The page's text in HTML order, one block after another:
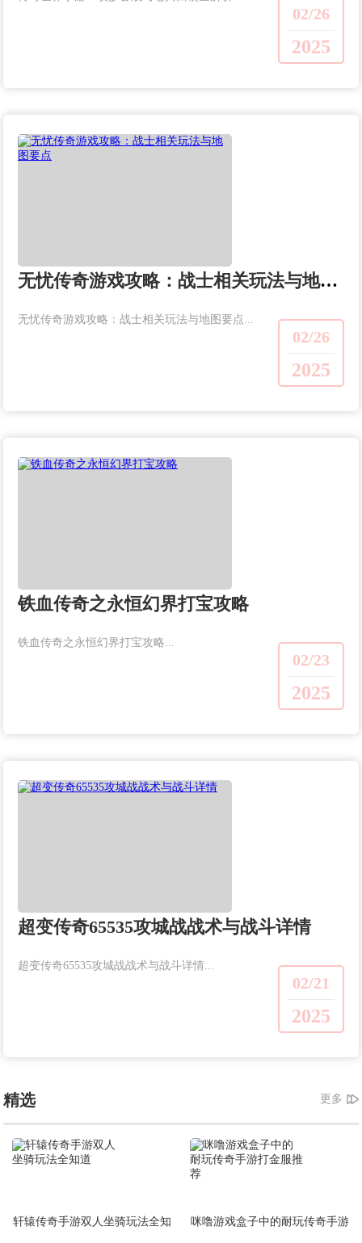
02/26
2025
无忧传奇游戏攻略：战士相关玩法与地图要点
02/26
2025
无忧传奇游戏攻略：战士相关玩法与地图要点...
铁血传奇之永恒幻界打宝攻略
02/23
2025
铁血传奇之永恒幻界打宝攻略...
超变传奇65535攻城战战术与战斗详情
02/21
2025
超变传奇65535攻城战战术与战斗详情...
精选 更多
轩辕传奇手游双人坐骑玩法全知
咪噜游戏盒子中的耐玩传奇手游